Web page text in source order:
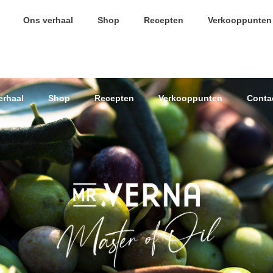
Ons verhaal Shop Recepten Verkooppunten
Shop Recepten Verkooppunten